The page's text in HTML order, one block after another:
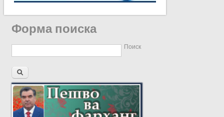
Форма поиска
Поиск